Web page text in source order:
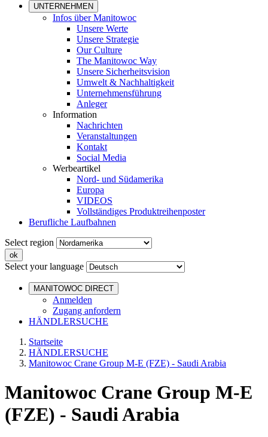
UNTERNEHMEN
Infos über Manitowoc
Unsere Werte
Unsere Strategie
Our Culture
The Manitowoc Way
Unsere Sicherheitsvision
Umwelt & Nachhaltigkeit
Unternehmensführung
Anleger
Information
Nachrichten
Veranstaltungen
Kontakt
Social Media
Werbeartikel
Nord- und Südamerika
Europa
VIDEOS
Vollständiges Produktreihenposter
Berufliche Laufbahnen
Select region
Select your language
MANITOWOC DIRECT
Anmelden
Zugang anfordern
HÄNDLERSUCHE
Startseite
HÄNDLERSUCHE
Manitowoc Crane Group M-E (FZE) - Saudi Arabia
Manitowoc Crane Group M-E
(FZE) - Saudi Arabia